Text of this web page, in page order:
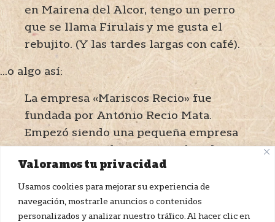
Valoramos tu privacidad
Usamos cookies para mejorar su experiencia de
navegación, mostrarle anuncios o contenidos
personalizados y analizar nuestro tráfico. Al hacer clic en
en Mairena del Alcor, tengo un perro
que se llama Firulais y me gusta el
rebujito. (Y las tardes largas con café).
…o algo así:
La empresa «Mariscos Recio» fue
fundada por Antonio Recio Mata.
Empezó siendo una pequeña empresa
que suministraba marisco a hoteles y
restaurantes, pero poco a poco se ha
ido transformando en un gran imperio.
Mariscos Recio, el mar al mejor precio.